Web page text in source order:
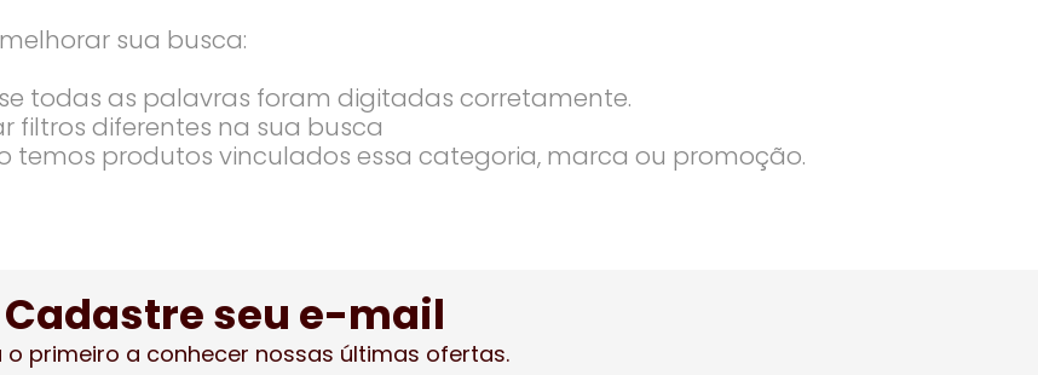
sua busca:
todas as palavras foram digitadas corretamente.
filtros diferentes na sua busca
temos produtos vinculados essa categoria, marca ou promoção.
Cadastre seu e-mail
o primeiro a conhecer nossas últimas ofertas.